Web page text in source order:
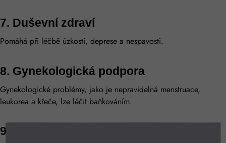
7. Duševní zdraví
Pomáhá při léčbě úzkosti, deprese a nespavosti.
8. Gynekologická podpora
Gynekologické problémy, jako je nepravidelná menstruace,
leukorea a křeče, lze léčit baňkováním.
9. Ulevuje od bolesti hlavy a migrény